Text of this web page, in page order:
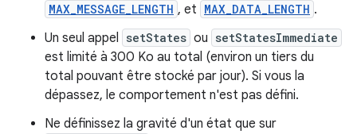
MAX_MESSAGE_LENGTH , et MAX_DATA_LENGTH .
Un seul appel setStates ou setStatesImmediate
est limité à 300 Ko au total (environ un tiers du
total pouvant être stocké par jour). Si vous la
dépassez, le comportement n'est pas défini.
Ne définissez la gravité d'un état que sur